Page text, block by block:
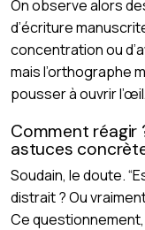
On observe alors
d’écriture
concentration ou
mais l’orthographe
pousser à ouvrir
Comment réagir
astuces
Soudain, le doute.
distrait ? Ou
Ce